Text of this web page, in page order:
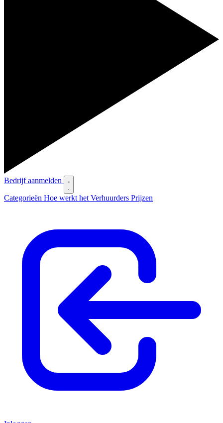
Bedrijf aanmelden
Categorieën Hoe werkt het Verhuurders Prijzen